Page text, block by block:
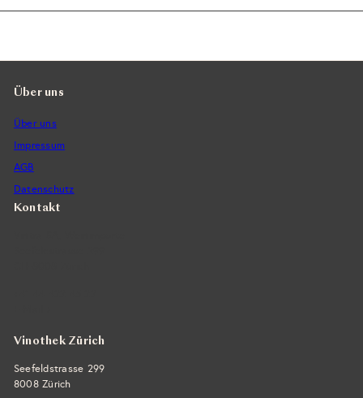
Über uns
Über uns
Impressum
AGB
Datenschutz
Kontakt
Vinothek Zürich
Seefeldstrasse 299
8008 Zürich